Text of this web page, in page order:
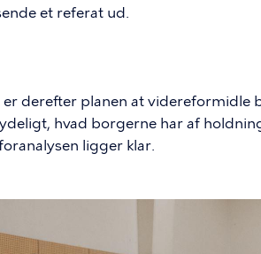
et referat ud.
er derefter planen at videreformidle
hvad borgerne har af
ligger klar.